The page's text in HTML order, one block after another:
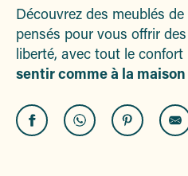
Découvrez des meublés
pensés pour vous offrir
liberté, avec tout le
sentir comme à la maison